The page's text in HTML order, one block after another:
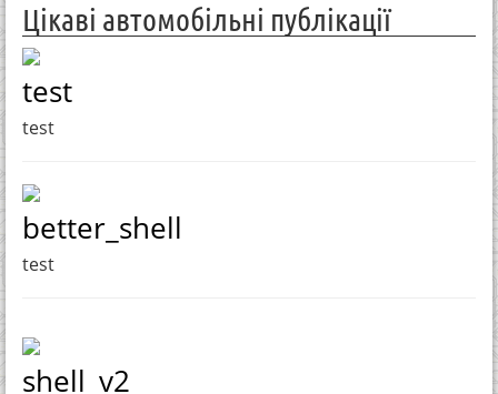
Цікаві автомобільні публікації
test
test
better_shell
test
shell_v2